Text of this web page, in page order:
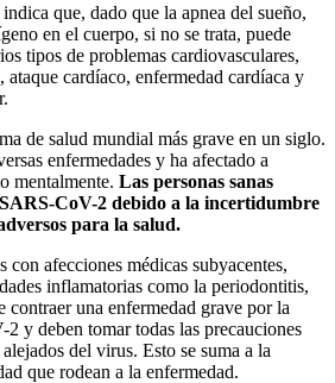
que, dado que la apnea del sueño,
en el cuerpo, si no se trata, puede
tipos de problemas cardiovasculares,
ataque cardíaco, enfermedad cardíaca y
de salud mundial más grave en un siglo.
enfermedades y ha afectado a
mentalmente. Las personas sanas
CoV-2 debido a la incertidumbre
para la salud.
con afecciones médicas subyacentes,
inflamatorias como la periodontitis,
contraer una enfermedad grave por la
y deben tomar todas las precauciones
del virus. Esto se suma a la
que rodean a la enfermedad.